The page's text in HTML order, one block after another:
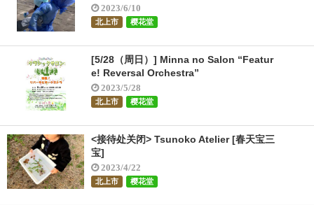
2023/6/10
北上市 樱花堂
[5/28（周日）] Minna no Salon “Featur
e! Reversal Orchestra”
2023/5/28
北上市 樱花堂
<接待处关闭> Tsunoko Atelier [春天宝三
宝]
2023/4/22
北上市 樱花堂